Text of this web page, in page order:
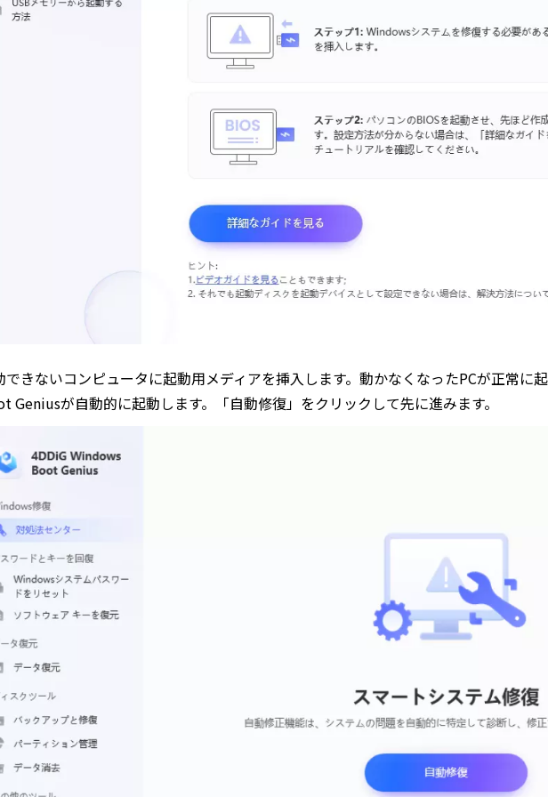
できないコンピュータに起動用メディアを挿入します。動かなくなったPCが正常に
Geniusが自動的に起動します。「自動修復」をクリックして先に進みます。